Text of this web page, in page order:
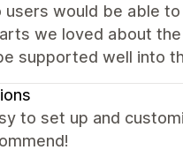
would be able
we loved about
supported well into
to set up and